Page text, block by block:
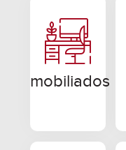
mobiliados